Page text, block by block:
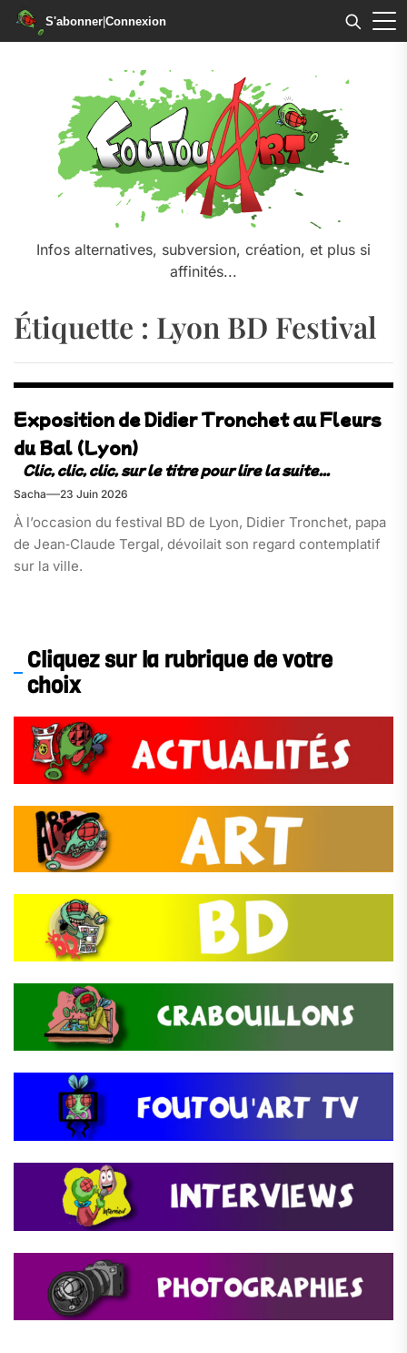
S'abonner|Connexion
Infos alternatives, subversion, création, et plus si
affinités...
Étiquette : Lyon BD Festival
Exposition de Didier Tronchet au Fleurs
du Bal (Lyon)
Sacha 23 Juin 2026
À l’occasion du festival BD de Lyon, Didier Tronchet, papa
de Jean‑Claude Tergal, dévoilait son regard contemplatif
sur la ville.
Cliquez sur la rubrique de votre
choix